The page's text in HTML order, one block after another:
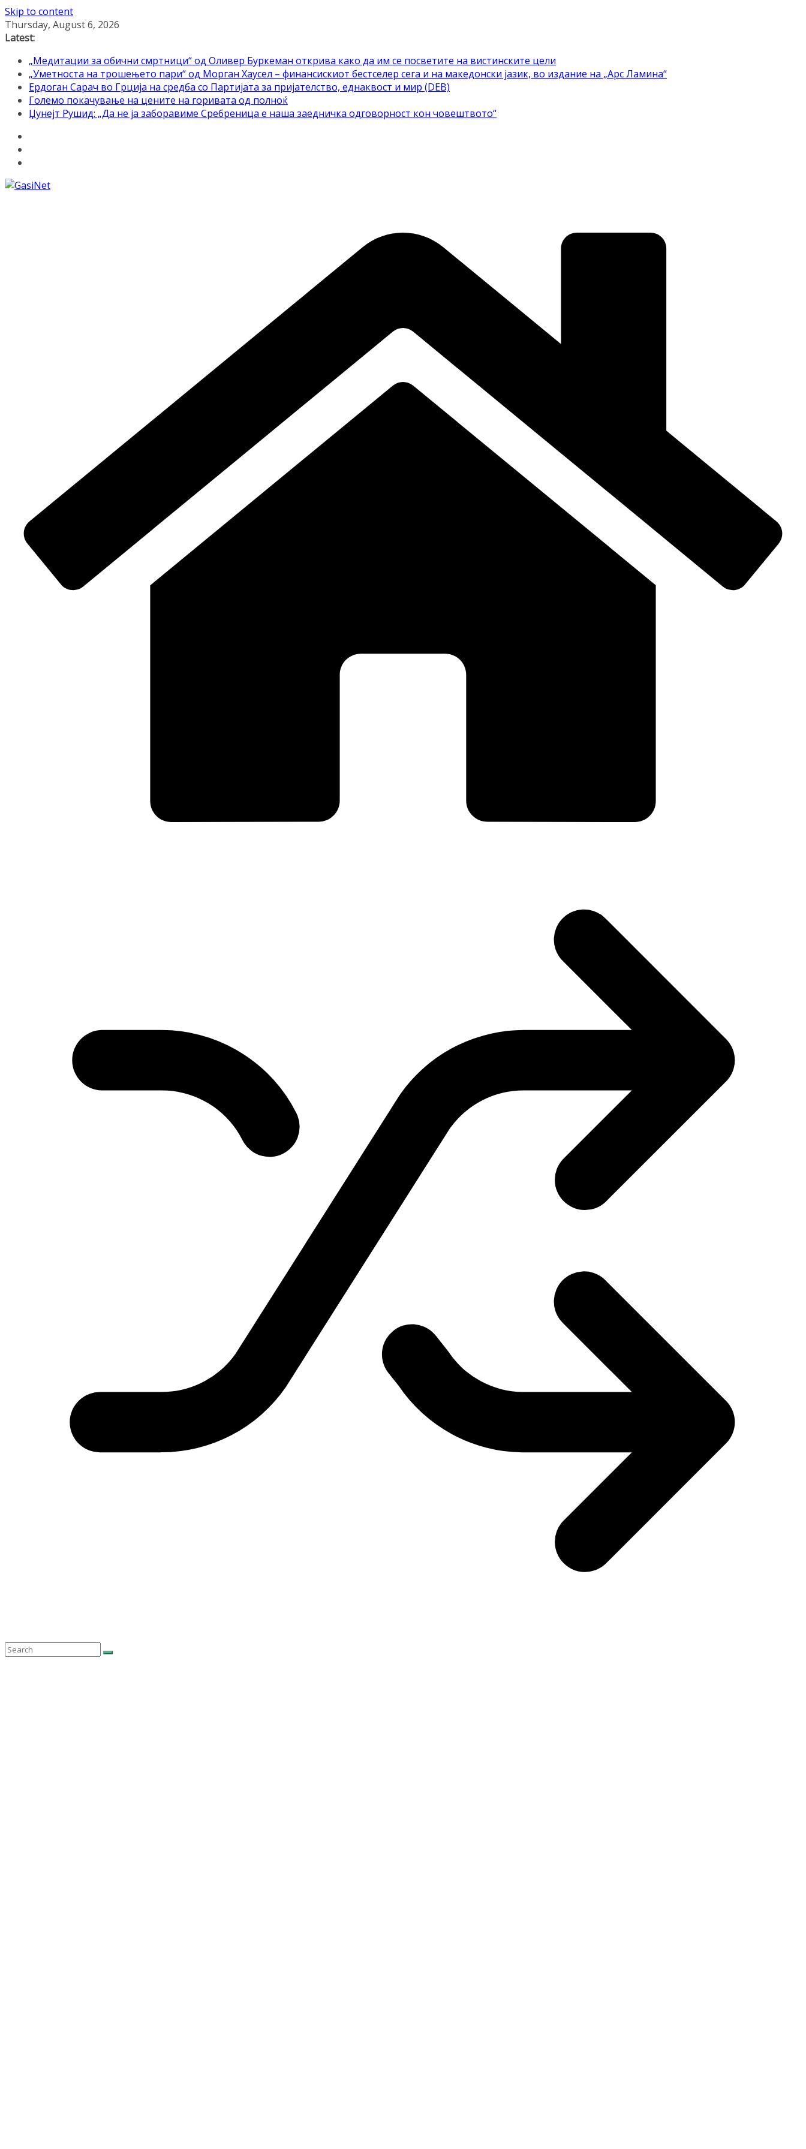
Skip to content
Thursday, August 6, 2026
Latest:
„Медитации за обични смртници“ од Оливер Буркеман открива како да им се посветите на вистинските цели
„Уметноста на трошењето пари“ од Морган Хаусел – финансискиот бестселер сега и на македонски јазик, во издание на „Арс Ламина“
Ердоган Сарач во Грција на средба со Партијата за пријателство, еднаквост и мир (DEB)
Големо покачување на цените на горивата од полноќ
Џунејт Рушид: „Да не ја заборавиме Сребреница е наша заедничка одговорност кон човештвото“